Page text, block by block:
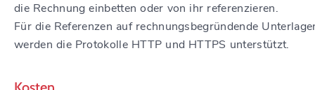
die Rechnung einbetten oder von ihr referenzieren.
Für die Referenzen auf rechnungsbegründende
werden die Protokolle HTTP und HTTPS unterstützt.